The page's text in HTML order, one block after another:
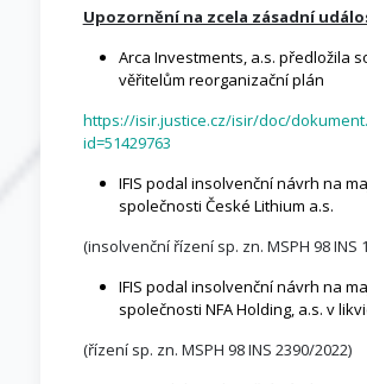
Upozornění na zcela zásadní
Arca Investments, a.s. předložila
věřitelům reorganizační plán
https://isir.justice.cz/isir/doc/
id=51429763
IFIS podal insolvenční návrh na
společnosti České Lithium a.s.
(insolvenční řízení sp. zn. MSPH 98 INS
IFIS podal insolvenční návrh na
společnosti NFA Holding, a.s. v
(řízení sp. zn. MSPH 98 INS 2390/2022)